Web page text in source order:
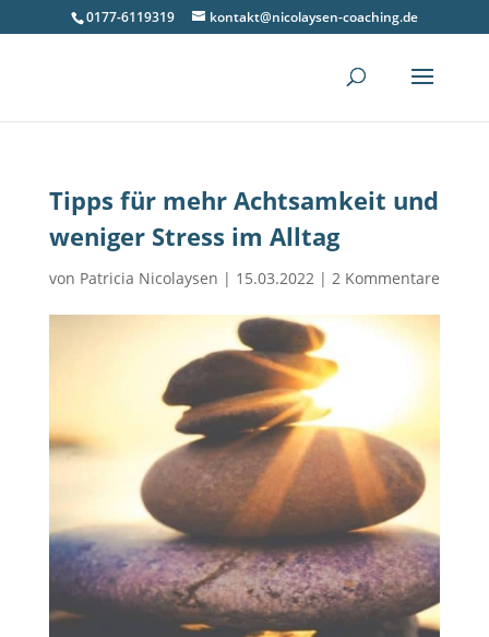
0177-6119319 kontakt@nicolaysen-coaching.de
Tipps für mehr Achtsamkeit und
weniger Stress im Alltag
von Patricia Nicolaysen | 15.03.2022| 2 Kommentare